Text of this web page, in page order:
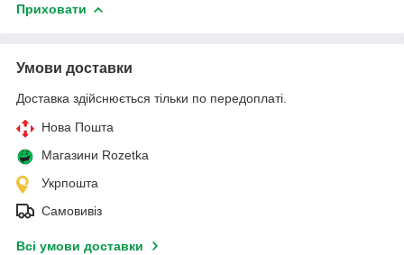
Приховати
Умови доставки
Доставка здійснюється тільки по передоплаті.
Нова Пошта
Магазини Rozetka
Укрпошта
Самовивіз
Всі умови доставки